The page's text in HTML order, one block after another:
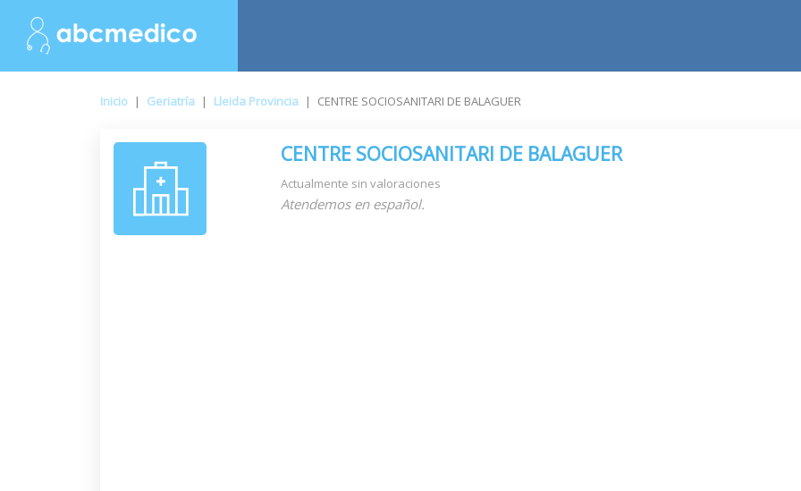
Inicio | Geriatría | Lleida Provincia | CENTRE SOCIOSANITARI DE BALAGUER
CENTRE SOCIOSANITARI DE BALAGUER
Actualmente sin valoraciones
Atendemos en español.